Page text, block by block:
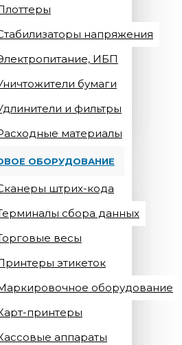
напряжения
ИБП
бумаги
и фильтры
материалы
ОБОРУДОВАНИЕ
штрих-кода
сбора данных
весы
этикеток
оборудование
принтеры
аппараты